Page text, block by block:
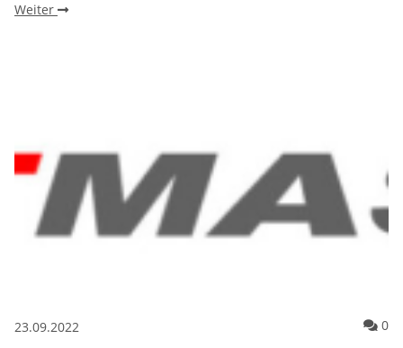
Weiter
23.09.2022 0